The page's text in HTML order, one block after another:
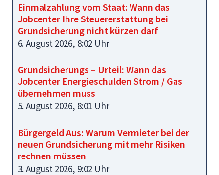
Einmalzahlung vom Staat: Wann das
Jobcenter Ihre Steuererstattung bei
Grundsicherung nicht kürzen darf
6. August 2026, 8:02 Uhr
Grundsicherungs – Urteil: Wann das
Jobcenter Energieschulden Strom / Gas
übernehmen muss
5. August 2026, 8:01 Uhr
Bürgergeld Aus: Warum Vermieter bei der
neuen Grundsicherung mit mehr Risiken
rechnen müssen
3. August 2026, 9:02 Uhr